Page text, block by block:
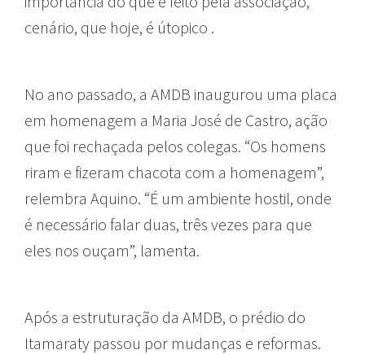
cenário, que hoje, é útopico .
No ano passado, a AMDB inaugurou uma placa
em homenagem a Maria José de Castro, ação
que foi rechaçada pelos colegas. “Os homens
riram e fizeram chacota com a homenagem”,
relembra Aquino. “É um ambiente hostil, onde
é necessário falar duas, três vezes para que
eles nos ouçam”, lamenta.
Após a estruturação da AMDB, o prédio do
Itamaraty passou por mudanças e reformas.